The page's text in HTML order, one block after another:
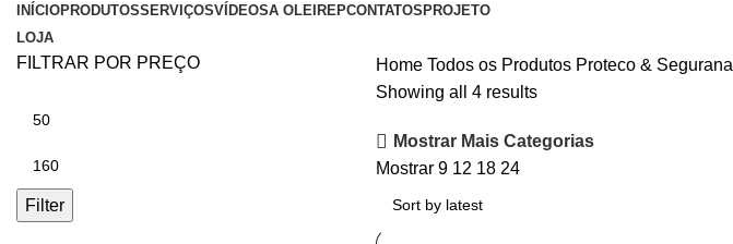
INÍCIOPRODUTOSSERVIÇOSVÍDEOSA OLEIREPCONTATOSPROJETO
LOJA
FILTRAR POR PREÇO
Filter
Home Todos os Produtos Proteco & Segurana
Showing all 4 results
Mostrar Mais Categorias
Mostrar 9 12 18 24